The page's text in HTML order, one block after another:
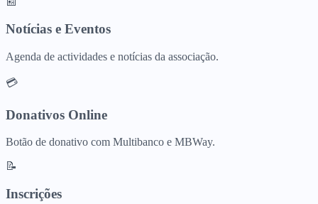
Notícias e Eventos
Agenda de actividades e notícias da associação.
💳
Donativos Online
Botão de donativo com Multibanco e MBWay.
📝
Inscrições